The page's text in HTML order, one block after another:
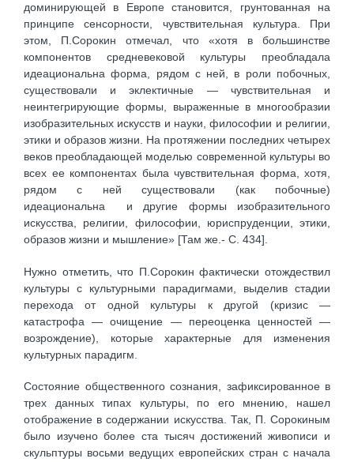
доминирующей в Европе становится, грунтованная на
принципе сенсорности, чувствительная культура. При
этом, П.Сорокин отмечал, что «хотя в большинстве
компонентов средневековой культуры преобладала
идеациональна форма, рядом с ней, в роли побочных,
существовали и эклектичные — чувствительная и
неинтегрирующие формы, выраженные в многообразии
изобразительных искусств и науки, философии и религии,
этики и образов жизни. На протяжении последних четырех
веков преобладающей моделью современной культуры во
всех ее компонентах была чувствительная форма, хотя,
рядом с ней существовали (как побочные)
идеациональна и другие формы изобразительного
искусства, религии, философии, юриспруденции, этики,
образов жизни и мышление» [Там же.- С. 434].
Нужно отметить, что П.Сорокин фактически отождествил
культуры с культурными парадигмами, выделив стадии
перехода от одной культуры к другой (кризис —
катастрофа — очищение — переоценка ценностей —
возрождение), которые характерные для изменения
культурных парадигм.
Состояние общественного сознания, зафиксированное в
трех данных типах культуры, по его мнению, нашел
отображение в содержании искусства. Так, П. Сорокиным
было изучено более ста тысяч достижений живописи и
скульптуры восьми ведущих европейских стран с начала